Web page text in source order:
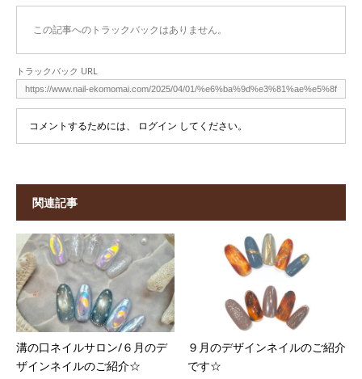
この記事へのトラックバックはありません。
トラックバック URL
コメントするためには、 ログイン してください。
関連記事
溝の口ネイルサロン/６月のデ
ザインネイルのご紹介☆
９月のデザインネイルのご紹介
です☆